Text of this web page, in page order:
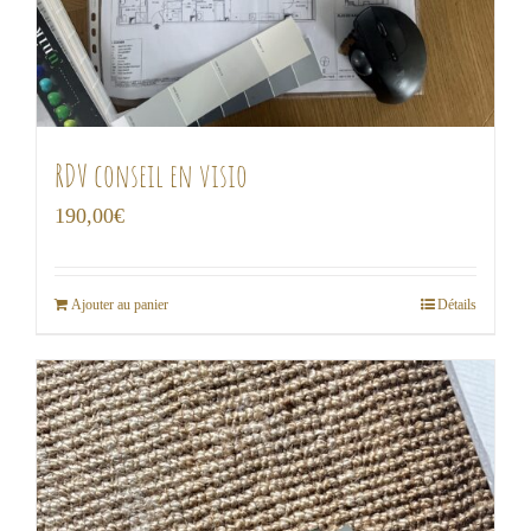
RDV conseil en visio
190,00€
Ajouter au panier Détails